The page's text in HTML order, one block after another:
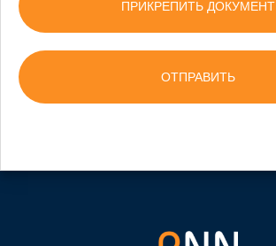
ПРИКРЕПИТЬ ДОКУМЕНТ